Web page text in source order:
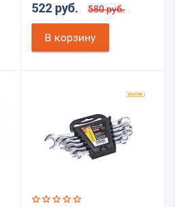
522 руб. 580 руб.
В корзину